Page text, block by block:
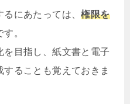
るにあたっては、権限を
。
を目指し、紙文書と電子
ることも覚えておきま